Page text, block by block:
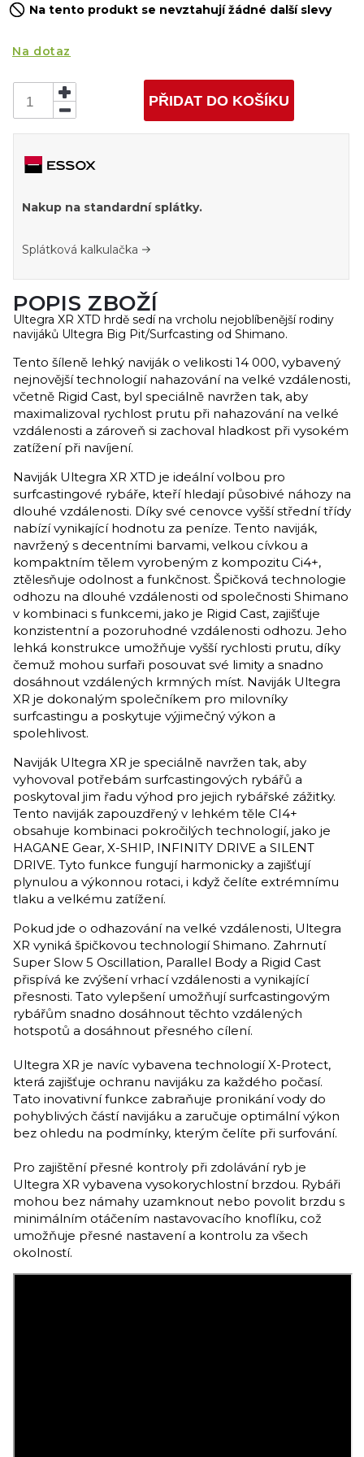
Na tento produkt se nevztahují žádné další slevy
Na dotaz
PŘIDAT DO KOŠÍKU
Nakup na standardní splátky.
Splátková kalkulačka
POPIS ZBOŽÍ
Ultegra XR XTD hrdě sedí na vrcholu nejoblíbenější rodiny
navijáků Ultegra Big Pit/Surfcasting od Shimano.
Tento šíleně lehký naviják o velikosti 14 000, vybavený
nejnovější technologií nahazování na velké vzdálenosti,
včetně Rigid Cast, byl speciálně navržen tak, aby
maximalizoval rychlost prutu při nahazování na velké
vzdálenosti a zároveň si zachoval hladkost při vysokém
zatížení při navíjení.
Naviják Ultegra XR XTD je ideální volbou pro
surfcastingové rybáře, kteří hledají působivé náhozy na
dlouhé vzdálenosti. Díky své cenovce vyšší střední třídy
nabízí vynikající hodnotu za peníze. Tento naviják,
navržený s decentními barvami, velkou cívkou a
kompaktním tělem vyrobeným z kompozitu Ci4+,
ztělesňuje odolnost a funkčnost. Špičková technologie
odhozu na dlouhé vzdálenosti od společnosti Shimano
v kombinaci s funkcemi, jako je Rigid Cast, zajišťuje
konzistentní a pozoruhodné vzdálenosti odhozu. Jeho
lehká konstrukce umožňuje vyšší rychlosti prutu, díky
čemuž mohou surfaři posouvat své limity a snadno
dosáhnout vzdálených krmných míst. Naviják Ultegra
XR je dokonalým společníkem pro milovníky
surfcastingu a poskytuje výjimečný výkon a
spolehlivost.
Naviják Ultegra XR je speciálně navržen tak, aby
vyhovoval potřebám surfcastingových rybářů a
poskytoval jim řadu výhod pro jejich rybářské zážitky.
Tento naviják zapouzdřený v lehkém těle CI4+
obsahuje kombinaci pokročilých technologií, jako je
HAGANE Gear, X-SHIP, INFINITY DRIVE a SILENT
DRIVE. Tyto funkce fungují harmonicky a zajišťují
plynulou a výkonnou rotaci, i když čelíte extrémnímu
tlaku a velkému zatížení.
Pokud jde o odhazování na velké vzdálenosti, Ultegra
XR vyniká špičkovou technologií Shimano. Zahrnutí
Super Slow 5 Oscillation, Parallel Body a Rigid Cast
přispívá ke zvýšení vrhací vzdálenosti a vynikající
přesnosti. Tato vylepšení umožňují surfcastingovým
rybářům snadno dosáhnout těchto vzdálených
hotspotů a dosáhnout přesného cílení.
Ultegra XR je navíc vybavena technologií X-Protect,
která zajišťuje ochranu navijáku za každého počasí.
Tato inovativní funkce zabraňuje pronikání vody do
pohyblivých částí navijáku a zaručuje optimální výkon
bez ohledu na podmínky, kterým čelíte při surfování.
Pro zajištění přesné kontroly při zdolávání ryb je
Ultegra XR vybavena vysokorychlostní brzdou. Rybáři
mohou bez námahy uzamknout nebo povolit brzdu s
minimálním otáčením nastavovacího knoflíku, což
umožňuje přesné nastavení a kontrolu za všech
okolností.